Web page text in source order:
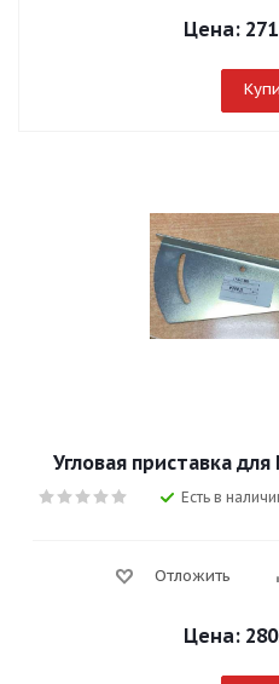
Цена:
Угловая приставка
Есть в
Отложить
Цена: